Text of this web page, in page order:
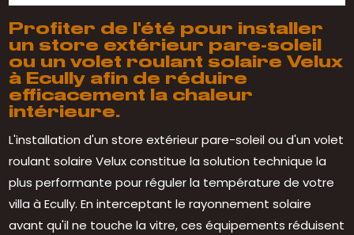
Profiter de l'été pour installer
un store extérieur pare-soleil
ou un volet roulant solaire Velux
à Ecully afin de réduire
efficacement la chaleur
intérieure.
L'installation d'un store extérieur pare-soleil ou d'un volet
roulant solaire Velux constitue la solution technique la
plus performante pour réguler la température de votre
villa à Ecully. En interceptant le rayonnement solaire
avant qu'il ne touche la vitre, ces équipements réduisent